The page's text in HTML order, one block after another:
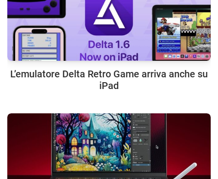
L’emulatore Delta Retro Game arriva anche su
iPad